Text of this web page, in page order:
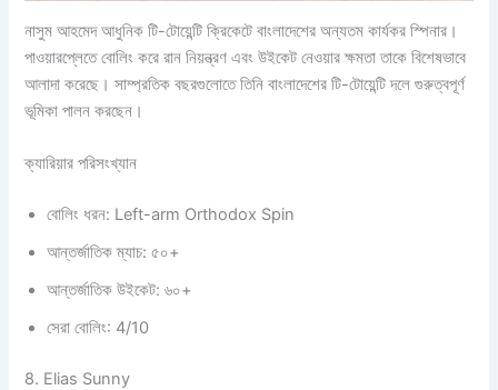
নাসুম আহমেদ আধুনিক টি-টোয়েন্টি ক্রিকেটে বাংলাদেশের অন্যতম কার্যকর স্পিনার।
পাওয়ারপ্লেতে বোলিং করে রান নিয়ন্ত্রণ এবং উইকেট নেওয়ার ক্ষমতা তাকে বিশেষভাবে
আলাদা করেছে। সাম্প্রতিক বছরগুলোতে তিনি বাংলাদেশের টি-টোয়েন্টি দলে গুরুত্বপূর্ণ
ভূমিকা পালন করছেন।
ক্যারিয়ার পরিসংখ্যান
বোলিং ধরন: Left-arm Orthodox Spin
আন্তর্জাতিক ম্যাচ: ৫০+
আন্তর্জাতিক উইকেট: ৬০+
সেরা বোলিং: 4/10
8. Elias Sunny